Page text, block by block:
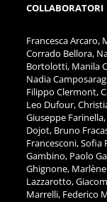
COLLABORATORI
Francesca Arcaro,
Corrado Bellora,
Bortolotti, Manila
Nadia
Filippo Clermont,
Leo Dufour,
Giuseppe
Dojot, Bruno
Francesconi, Sofia
Gambino, Paolo
Ghignone,
Lazzarotto,
Marrelli, Federico